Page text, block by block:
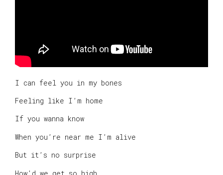
I can feel you in my bones
Feeling like I’m home
If you wanna know
When you’re near me I’m alive
But it’s no surprise
How’d we get so high